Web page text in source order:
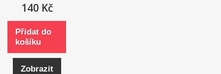
140 Kč
Přidat do
košíku
Zobrazit